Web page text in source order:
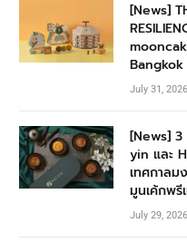
[News]
July 31, 2026
[News] 3
yin และ
เทศกาล
มูนเค้กพรี
July 29, 2026